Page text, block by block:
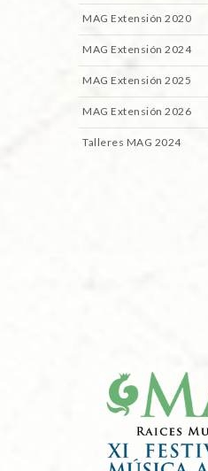
MAG Extensión 2020
MAG Extensión 2024
MAG Extensión 2025
MAG Extensión 2026
Talleres MAG 2024